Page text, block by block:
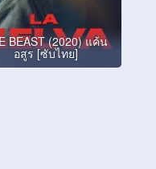
BEAST (2020) แค้น
อสูร [ซับไทย]